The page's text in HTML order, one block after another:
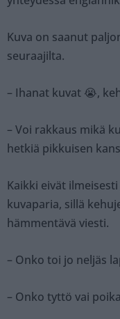
Kuva on saanut
seuraajilta.
– Ihanat kuvat 😭,
– Voi rakkaus mikä
hetkiä pikkuisen
Kaikki eivät
kuvaparia, sillä
hämmentävä viesti.
– Onko toi jo neljäs
– Onko tyttö vai